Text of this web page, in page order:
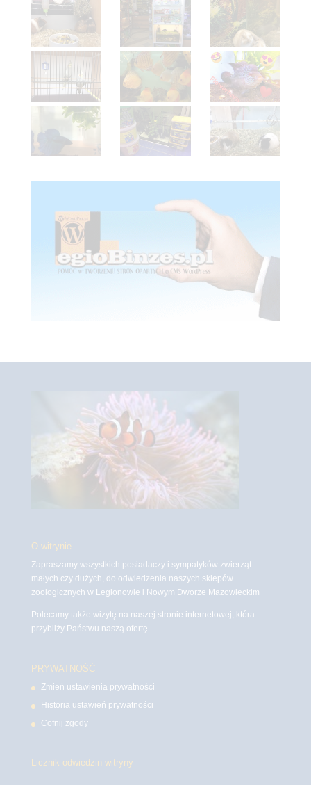
O witrynie
Zapraszamy wszystkich posiadaczy i sympatyków zwierząt
małych czy dużych, do odwiedzenia naszych sklepów
zoologicznych w Legionowie i Nowym Dworze Mazowieckim
Polecamy także wizytę na naszej stronie internetowej, która
przybliży Państwu naszą ofertę.
PRYWATNOŚĆ
Zmień ustawienia prywatności
Historia ustawień prywatności
Cofnij zgody
Licznik odwiedzin witryny